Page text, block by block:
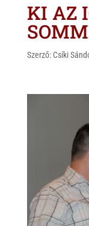
KI AZ
Szerző: Csíki